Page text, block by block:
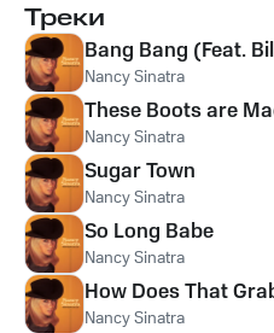
Треки
Bang Bang (Feat.
Nancy Sinatra
These Boots are
Nancy Sinatra
Sugar Town
Nancy Sinatra
So Long Babe
Nancy Sinatra
How Does That
Nancy Sinatra